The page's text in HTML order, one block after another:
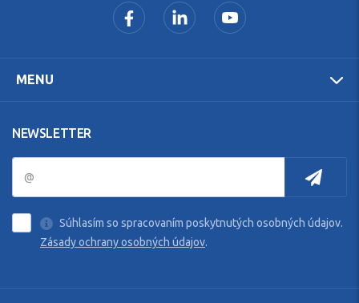
MENU
NEWSLETTER
Súhlasím so spracovaním poskytnutých osobných údajov.
Zásady ochrany osobných údajov.